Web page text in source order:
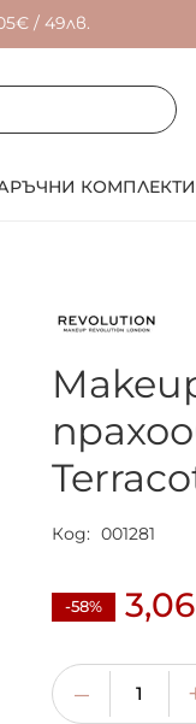
/ 49лв.
КОМПЛЕКТИ
Код 001281
-58%